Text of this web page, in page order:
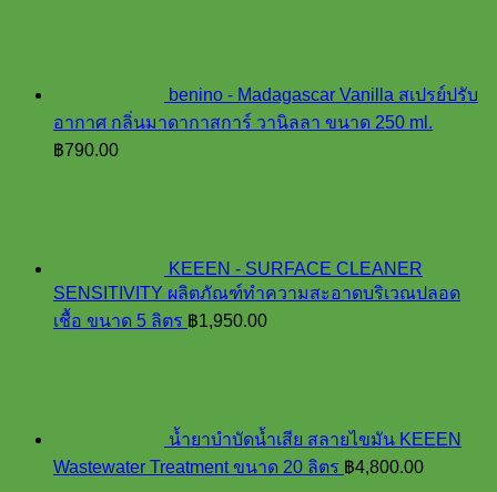
benino - Madagascar Vanilla สเปรย์ปรับ
อากาศ กลิ่นมาดากาสการ์ วานิลลา ขนาด 250 ml.
฿790.00
KEEEN - SURFACE CLEANER
SENSITIVITY ผลิตภัณฑ์ทำความสะอาดบริเวณปลอด
เชื้อ ขนาด 5 ลิตร ฿1,950.00
น้ำยาบำบัดน้ำเสีย สลายไขมัน KEEEN
Wastewater Treatment ขนาด 20 ลิตร ฿4,800.00